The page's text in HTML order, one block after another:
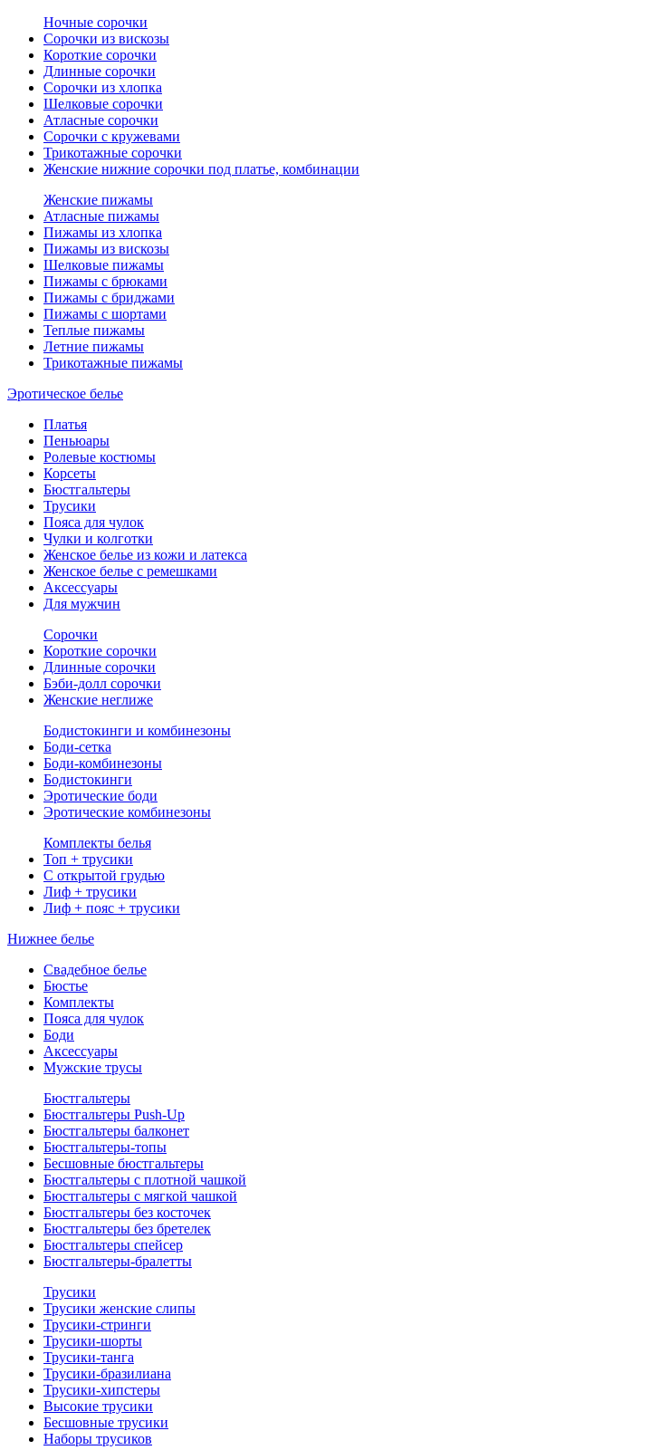
Ночные сорочки
Сорочки из вискозы
Короткие сорочки
Длинные сорочки
Сорочки из хлопка
Шелковые сорочки
Атласные сорочки
Сорочки с кружевами
Трикотажные сорочки
Женские нижние сорочки под платье, комбинации
Женские пижамы
Атласные пижамы
Пижамы из хлопка
Пижамы из вискозы
Шелковые пижамы
Пижамы с брюками
Пижамы с бриджами
Пижамы с шортами
Теплые пижамы
Летние пижамы
Трикотажные пижамы
Эротическое белье
Платья
Пеньюары
Ролевые костюмы
Корсеты
Бюстгальтеры
Трусики
Пояса для чулок
Чулки и колготки
Женское белье из кожи и латекса
Женское белье с ремешками
Аксессуары
Для мужчин
Сорочки
Короткие сорочки
Длинные сорочки
Бэби-долл сорочки
Женские неглиже
Бодистокинги и комбинезоны
Боди-сетка
Боди-комбинезоны
Бодистокинги
Эротические боди
Эротические комбинезоны
Комплекты белья
Топ + трусики
С открытой грудью
Лиф + трусики
Лиф + пояс + трусики
Нижнее белье
Свадебное белье
Бюстье
Комплекты
Пояса для чулок
Боди
Аксессуары
Мужские трусы
Бюстгальтеры
Бюстгальтеры Push-Up
Бюстгальтеры балконет
Бюстгальтеры-топы
Бесшовные бюстгальтеры
Бюстгальтеры с плотной чашкой
Бюстгальтеры с мягкой чашкой
Бюстгальтеры без косточек
Бюстгальтеры без бретелек
Бюстгальтеры спейсер
Бюстгальтеры-бралетты
Трусики
Трусики женские слипы
Трусики-стринги
Трусики-шорты
Трусики-танга
Трусики-бразилиана
Трусики-хипстеры
Высокие трусики
Бесшовные трусики
Наборы трусиков